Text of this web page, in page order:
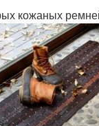
кожаных